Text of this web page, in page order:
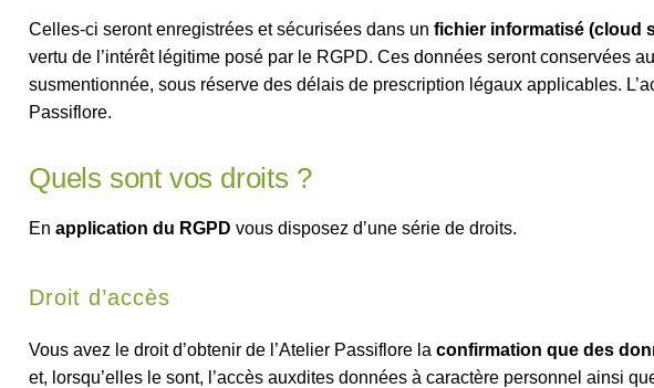
Celles-ci seront enregistrées et sécurisées dans un fichier informatisé (cloud
vertu de l’intérêt légitime posé par le RGPD. Ces données seront conservées
susmentionnée, sous réserve des délais de prescription légaux applicables.
Passiflore.
Quels sont vos droits ?
En application du RGPD vous disposez d’une série de droits.
Droit d’accès
Vous avez le droit d’obtenir de l’Atelier Passiflore la confirmation que des
et, lorsqu’elles le sont, l’accès auxdites données à caractère personnel ainsi